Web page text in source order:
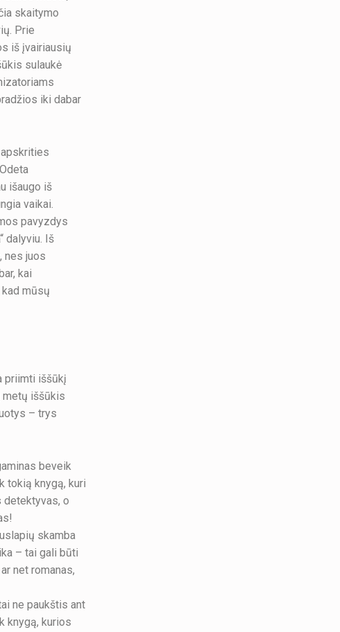
skaitymo
Prie
iš įvairiausių
sulaukė
iki dabar
išaugo iš
vaikai.
pavyzdys
dalyviu. Iš
nes juos
kai
mūsų
priimti iššūkį
metų iššūkis
– trys
beveik
tokią knygą, kuri
detektyvas, o
skamba
– tai gali būti
net romanas,
ne paukštis ant
knygą, kurios